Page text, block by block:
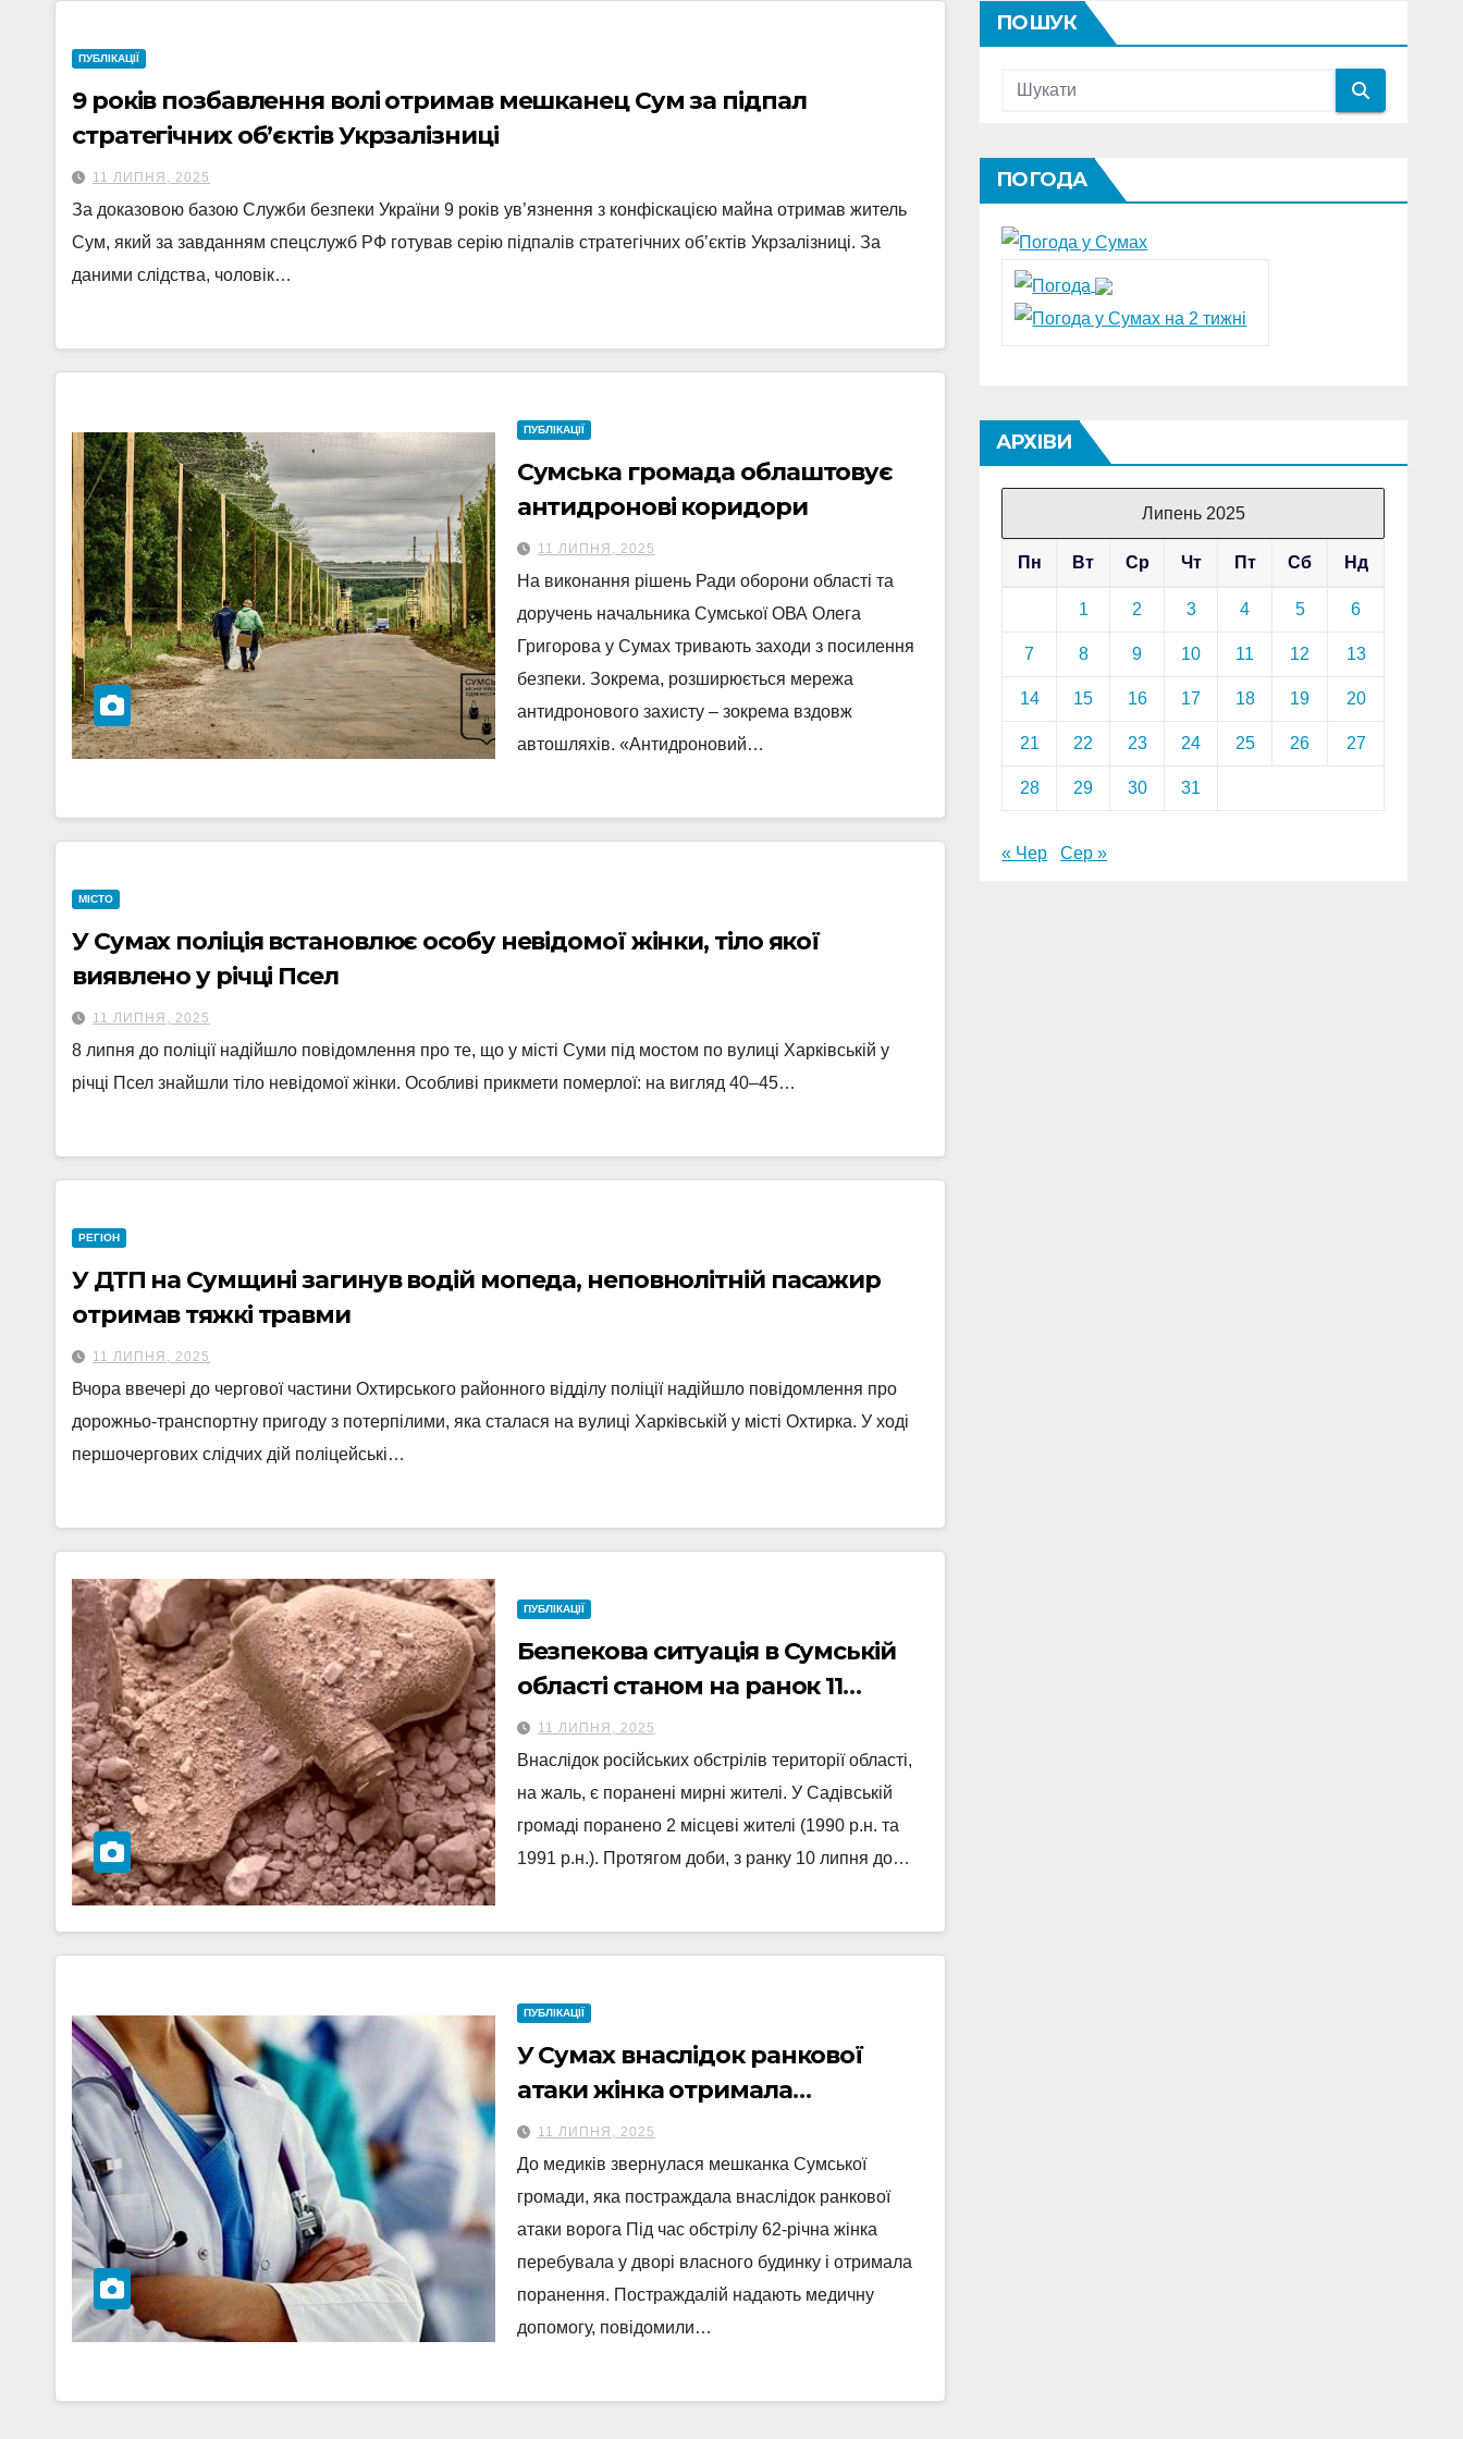
ПУБЛІКАЦІЇ
9 років позбавлення волі отримав мешканец Сум за підпал
стратегічних об’єктів Укрзалізниці
11 ЛИПНЯ, 2025
За доказовою базою Служби безпеки України 9 років ув’язнення з конфіскацією майна отримав житель
Сум, який за завданням спецслужб РФ готував серію підпалів стратегічних об’єктів Укрзалізниці. За
даними слідства, чоловік…
ПУБЛІКАЦІЇ
Сумська громада облаштовує
антидронові коридори
11 ЛИПНЯ, 2025
На виконання рішень Ради оборони області та
доручень начальника Сумської ОВА Олега
Григорова у Сумах тривають заходи з посилення
безпеки. Зокрема, розширюється мережа
антидронового захисту – зокрема вздовж
автошляхів. «Антидроновий…
МІСТО
У Сумах поліція встановлює особу невідомої жінки, тіло якої
виявлено у річці Псел
11 ЛИПНЯ, 2025
8 липня до поліції надійшло повідомлення про те, що у місті Суми під мостом по вулиці Харківській у
річці Псел знайшли тіло невідомої жінки. Особливі прикмети померлої: на вигляд 40–45…
РЕГІОН
У ДТП на Сумщині загинув водій мопеда, неповнолітній пасажир
отримав тяжкі травми
11 ЛИПНЯ, 2025
Вчора ввечері до чергової частини Охтирського районного відділу поліції надійшло повідомлення про
дорожньо-транспортну пригоду з потерпілими, яка сталася на вулиці Харківській у місті Охтирка. У ході
першочергових слідчих дій поліцейські…
ПУБЛІКАЦІЇ
Безпекова ситуація в Сумській
області станом на ранок 11
липня: поранені мирні жителі
11 ЛИПНЯ, 2025
Внаслідок російських обстрілів території області,
на жаль, є поранені мирні жителі. У Садівській
громаді поранено 2 місцеві жителі (1990 р.н. та
1991 р.н.). Протягом доби, з ранку 10 липня до…
ПУБЛІКАЦІЇ
У Сумах внаслідок ранкової
атаки жінка отримала
поранення
11 ЛИПНЯ, 2025
До медиків звернулася мешканка Сумської
громади, яка постраждала внаслідок ранкової
атаки ворога Під час обстрілу 62-річна жінка
перебувала у дворі власного будинку і отримала
поранення. Постраждалій надають медичну
допомогу, повідомили…
ПОШУК
ПОГОДА
АРХІВИ
Липень 2025
Пн Вт Ср Чт Пт Сб Нд
1 2 3 4 5 6
7 8 9 10 11 12 13
14 15 16 17 18 19 20
21 22 23 24 25 26 27
28 29 30 31
« Чер Сер »